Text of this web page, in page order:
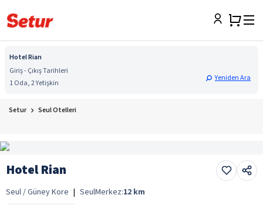
Hotel Rian
Giriş - Çıkış Tarihleri
1 Oda, 2 Yetişkin
Yeniden Ara
Setur Seul Otelleri
Hotel Rian
Seul / Güney Kore | SeulMerkez:12 km